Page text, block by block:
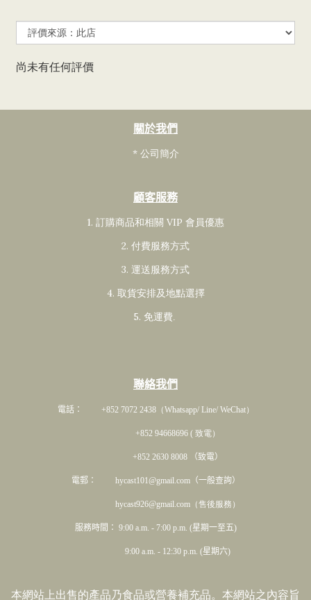
尚未有任何評價
關於我們
* 公司簡介
顧客服務
1. 訂購商品和相關 VIP 會員優惠
2. 付費服務方式
3. 運送服務方式
4. 取貨安排及地點選擇
5. 免運費.
聯絡我們
電話： +852 7072 2438（Whatsapp/ Line/ WeChat）
+852 94668696 ( 致電）
+852 2630 8008 （致電）
電郵： hycast101@gmail.com（一般查詢）
hycast926@gmail.com（售後服務）
服務時間： 9:00 a.m. - 7:00 p.m. (星期一至五)
9:00 a.m. - 12:30 p.m. (星期六)
本網站上出售的產品乃食品或營養補充品。本網站之內容旨